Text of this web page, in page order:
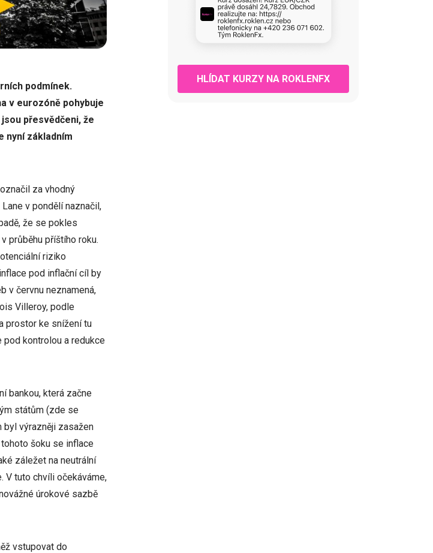
podmínek.
v eurozóně pohybuje
přesvědčeni, že
nyní základním
za vhodný
v pondělí naznačil,
že se pokles
průběhu příštího roku.
riziko
pod inflační cíl by
v červnu neznamená,
Villeroy, podle
prostor ke snížení tu
kontrolou a redukce
bankou, která začne
státům (zde se
výrazněji zasažen
šoku se inflace
záležet na neutrální
V tuto chvíli očekáváme,
úrokové sazbě
vstupovat do
HLÍDAT KURZY NA ROKLENFX